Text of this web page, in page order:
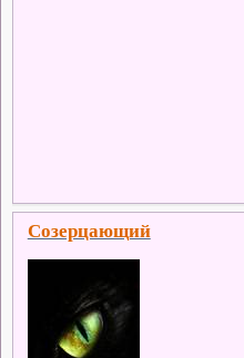
Созерцающий